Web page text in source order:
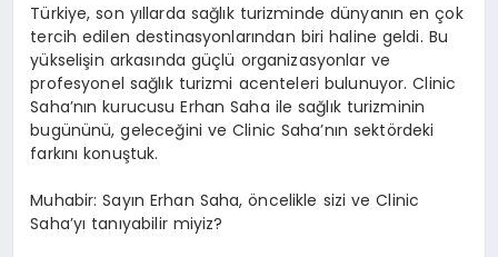
Türkiye, son yıllarda sağlık turizminde dünyanın en çok
tercih edilen destinasyonlarından biri haline geldi. Bu
yükselişin arkasında güçlü organizasyonlar ve
profesyonel sağlık turizmi acenteleri bulunuyor. Clinic
Saha’nın kurucusu Erhan Saha ile sağlık turizminin
bugününü, geleceğini ve Clinic Saha’nın sektördeki
farkını konuştuk.
Muhabir: Sayın Erhan Saha, öncelikle sizi ve Clinic
Saha’yı tanıyabilir miyiz?